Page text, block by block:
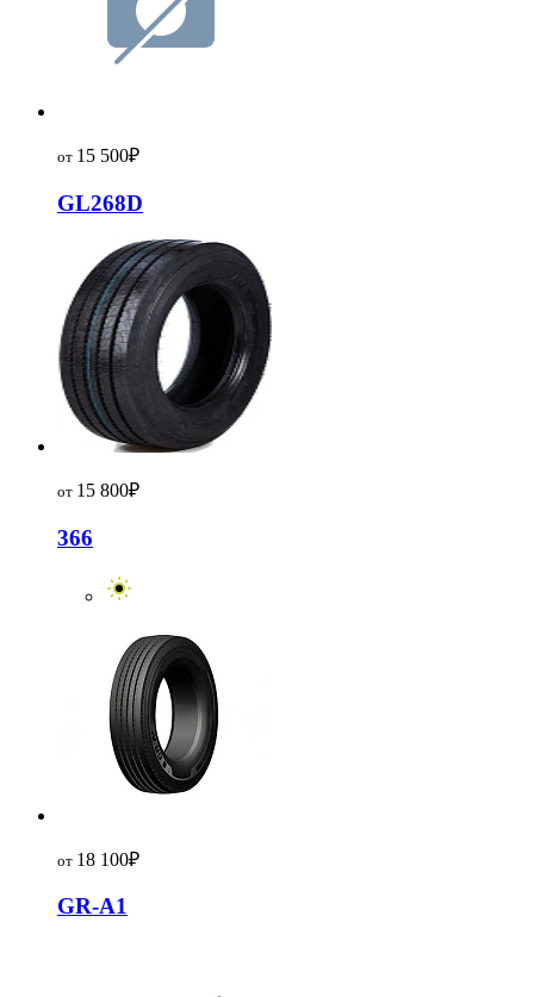
от 15 500₽
GL268D
от 15 800₽
366
от 18 100₽
GR-A1